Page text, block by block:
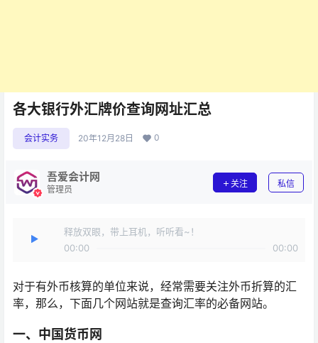
各大银行外汇牌价查询网址汇总
会计实务 20年12月28日 0
吾爱会计网
管理员
关注 私信
释放双眼，带上耳机，听听看~！
00:00
00:00
对于有外币核算的单位来说，经常需要关注外币折算的汇
率，那么，下面几个网站就是查询汇率的必备网站。
一、中国货币网